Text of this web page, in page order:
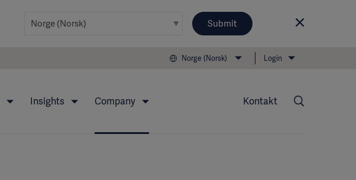
Submit
Norge (Norsk) Login
Insights Company Kontakt